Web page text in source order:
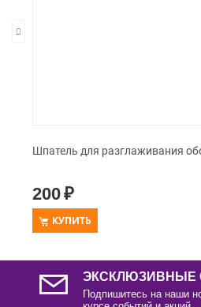
Шпатель для разглаживания
200₽
КУПИТЬ
ЭКСКЛЮЗИВНЫЕ
Подпишитесь на наши